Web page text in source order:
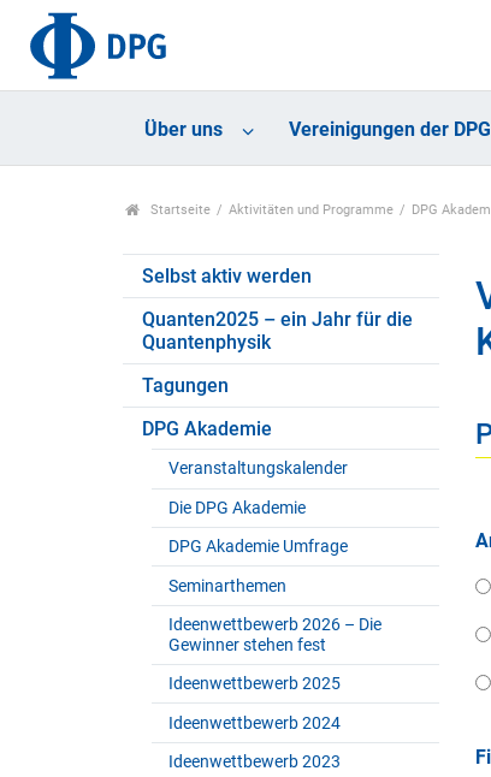
Über uns Vereinigungen der DPG
Startseite Aktivitäten und Programme DPG
Selbst aktiv werden
Quanten2025 – ein Jahr für die
Quantenphysik
Tagungen
DPG Akademie
Veranstaltungskalender
Die DPG Akademie
DPG Akademie Umfrage
Seminarthemen
Ideenwettbewerb 2026 – Die
Gewinner stehen fest
Ideenwettbewerb 2025
Ideenwettbewerb 2024
Ideenwettbewerb 2023